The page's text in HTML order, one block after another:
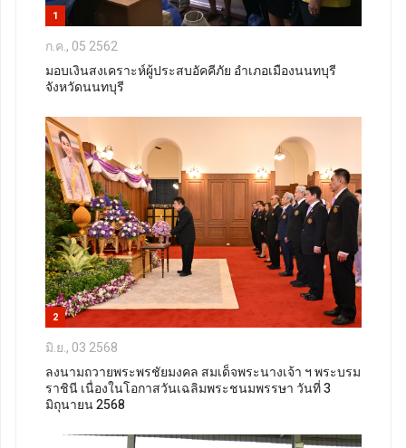
1
ก.ค., 05 2562
มอบเงินสงเคราะห์ผู้ประสบอัคคีภัย อำเภอเมืองนนทบุรี
จังหวัดนนทบุรี
2
มิ.ย., 03 2568
ลงนามถวายพระพรชัยมงคล สมเด็จพระนางเจ้า ฯ พระบรม
ราชินี เนื่องในโอกาสวันเฉลิมพระชนมพรรษา วันที่ 3
มิถุนายน 2568